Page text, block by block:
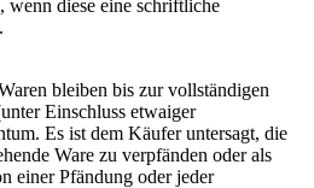
diese eine schriftliche
bleiben bis zur vollständigen
Einschluss etwaiger
Es ist dem Käufer untersagt, die
Ware zu verpfänden oder als
einer Pfändung oder jeder